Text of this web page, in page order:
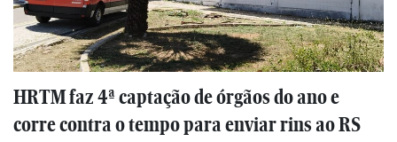
HRTM faz 4ª captação de órgãos do ano e
corre contra o tempo para enviar rins ao RS